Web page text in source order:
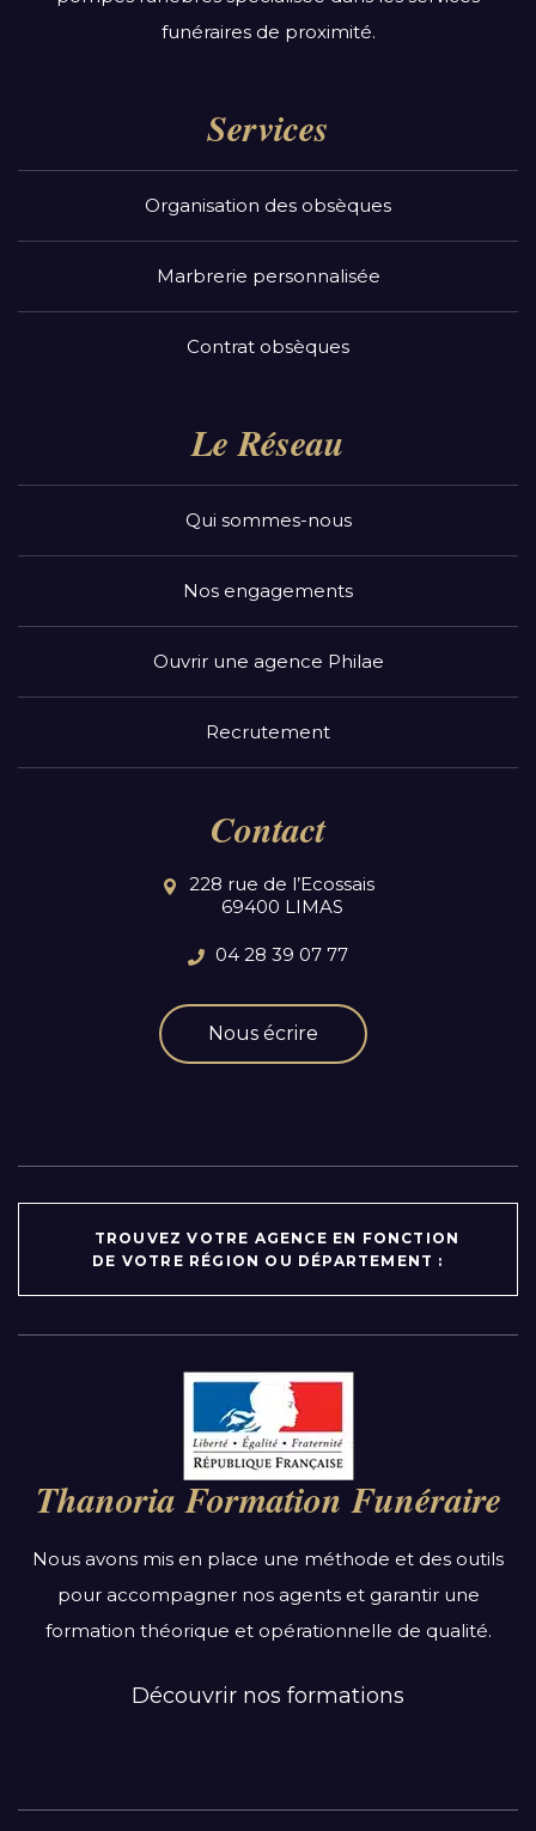
funéraires de proximité.
Services
Organisation des obsèques
Marbrerie personnalisée
Contrat obsèques
Le Réseau
Qui sommes-nous
Nos engagements
Ouvrir une agence Philae
Recrutement
Contact
228 rue de l’Ecossais
69400 LIMAS
04 28 39 07 77
Nous écrire
TROUVEZ VOTRE AGENCE EN FONCTION
DE VOTRE RÉGION OU DÉPARTEMENT :
Auvergne-Rhône-Alpes
Bourgogne-Franche-Comté
Bretagne
Centre-Val de Loire
Grand Est
Hauts-de-France
Normandie
Thanoria Formation Funéraire
Nous avons mis en place une méthode et des outils
pour accompagner nos agents et garantir une
formation théorique et opérationnelle de qualité.
Découvrir nos formations